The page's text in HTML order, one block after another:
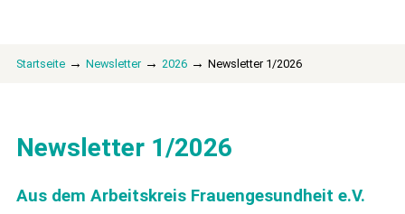
Startseite → Newsletter → 2026 → Newsletter 1/2026
Newsletter 1/2026
Aus dem Arbeitskreis Frauengesundheit e.V.